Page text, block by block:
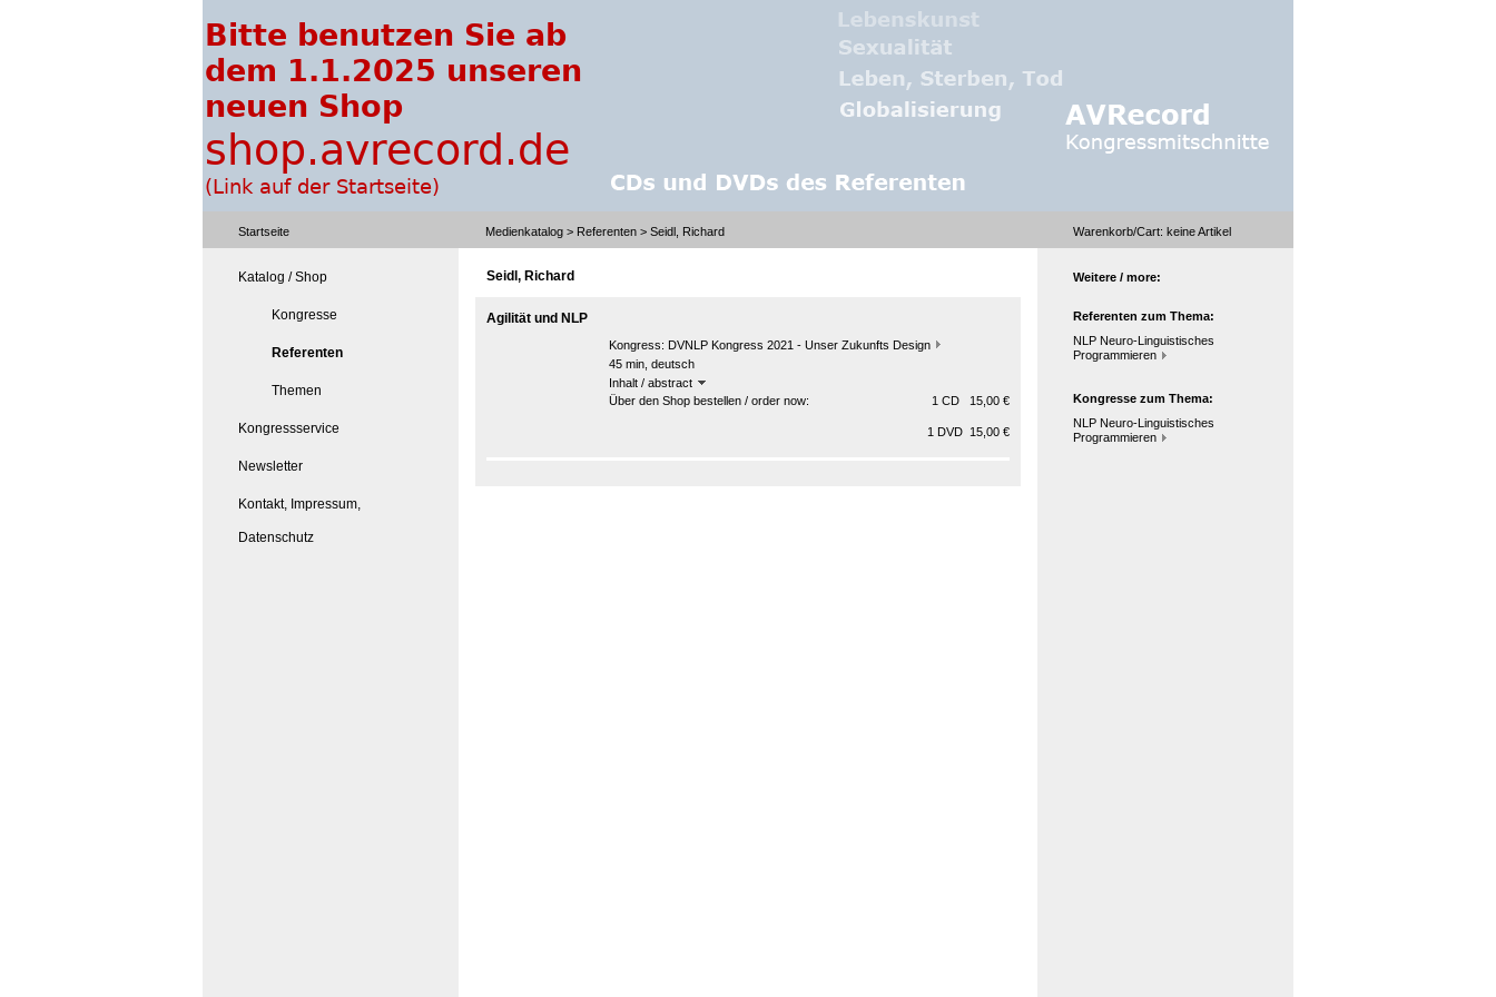
Startseite Medienkatalog > Referenten > Seidl, Richard Warenkorb/Cart: keineArtikel
Katalog / Shop
Kongresse
Referenten
Themen
Kongressservice
Newsletter
Kontakt, Impressum,
Datenschutz
Seidl, Richard
Agilität und NLP
Kongress: DVNLP Kongress 2021 - Unser Zukunfts Design
45 min, deutsch
Inhalt / abstract
Über den Shop bestellen / order now:
1 CD 15,00 €
1 DVD 15,00 €
Weitere / more:
Referenten zum Thema:
NLP Neuro-Linguistisches
Programmieren
Kongresse zum Thema:
NLP Neuro-Linguistisches
Programmieren